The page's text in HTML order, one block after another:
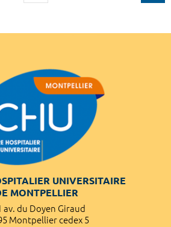
UNIVERSITAIRE
MONTPELLIER
av. du Doyen Giraud
Montpellier cedex 5